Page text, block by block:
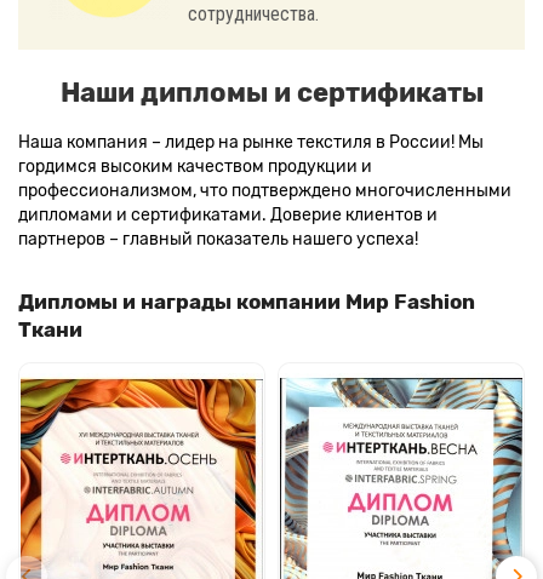
сотрудничества.
Наши дипломы и сертификаты
Наша компания – лидер на рынке текстиля в России! Мы
гордимся высоким качеством продукции и
профессионализмом, что подтверждено многочисленными
дипломами и сертификатами. Доверие клиентов и
партнеров – главный показатель нашего успеха!
Дипломы и награды компании Мир Fashion
Ткани